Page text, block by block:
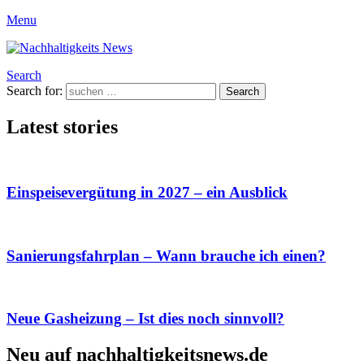
Menu
Search
Search for:
Search
Latest stories
Einspeisevergütung in 2027 – ein Ausblick
Sanierungsfahrplan – Wann brauche ich einen?
Neue Gasheizung – Ist dies noch sinnvoll?
Neu auf nachhaltigkeitsnews.de